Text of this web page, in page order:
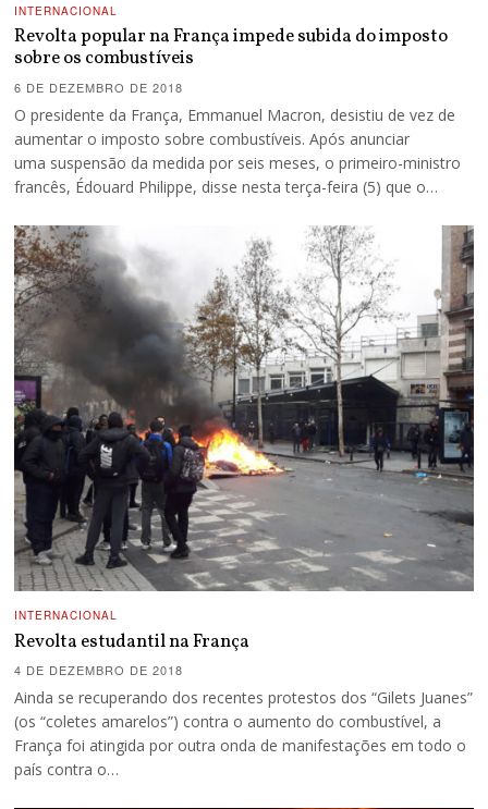
INTERNACIONAL
Revolta popular na França impede subida do imposto
sobre os combustíveis
6 DE DEZEMBRO DE 2018
O presidente da França, Emmanuel Macron, desistiu de vez de
aumentar o imposto sobre combustíveis. Após anunciar
uma suspensão da medida por seis meses, o primeiro-ministro
francês, Édouard Philippe, disse nesta terça-feira (5) que o…
INTERNACIONAL
Revolta estudantil na França
4 DE DEZEMBRO DE 2018
Ainda se recuperando dos recentes protestos dos “Gilets Juanes”
(os “coletes amarelos”) contra o aumento do combustível, a
França foi atingida por outra onda de manifestações em todo o
país contra o…